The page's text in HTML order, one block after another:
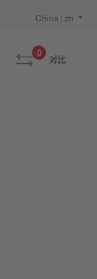
China | zh
0
对比